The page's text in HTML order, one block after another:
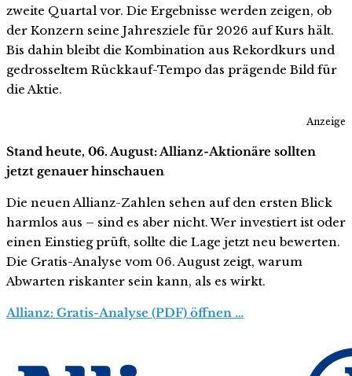
zweite Quartal vor. Die Ergebnisse werden zeigen, ob
der Konzern seine Jahresziele für 2026 auf Kurs hält.
Bis dahin bleibt die Kombination aus Rekordkurs und
gedrosseltem Rückkauf-Tempo das prägende Bild für
die Aktie.
Anzeige
Stand heute, 06. August: Allianz-Aktionäre sollten
jetzt genauer hinschauen
Die neuen Allianz-Zahlen sehen auf den ersten Blick
harmlos aus – sind es aber nicht. Wer investiert ist oder
einen Einstieg prüft, sollte die Lage jetzt neu bewerten.
Die Gratis-Analyse vom 06. August zeigt, warum
Abwarten riskanter sein kann, als es wirkt.
Allianz: Gratis-Analyse (PDF) öffnen …